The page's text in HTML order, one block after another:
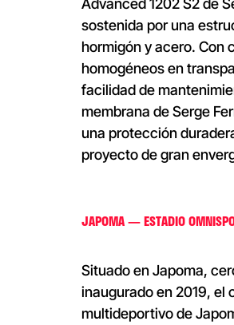
Advanced 1202 S2 de
sostenida por una
hormigón y acero. Con
homogéneos en
facilidad de
membrana de Serge
una protección
proyecto de gran
JAPOMA — ESTADIO
Situado en Japoma,
inaugurado en 2019, el
multideportivo de